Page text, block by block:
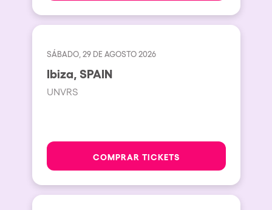
Milano
Horroween
Rowsmic Carnival
SÁBADO, 29 DE AGOSTO 2026
Ibiza, SPAIN
UNVRS
COMPRAR TICKETS